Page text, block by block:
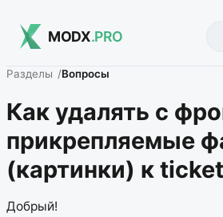
MODX.PRO
Разделы Вопросы
Как удалять с
прикрепляемые
(картинки) к
Добрый!